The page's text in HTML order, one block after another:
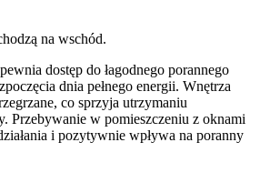
na wschód.
dostęp do łagodnego porannego
dnia pełnego energii. Wnętrza
co sprzyja utrzymaniu
Przebywanie w pomieszczeniu z oknami
i pozytywnie wpływa na poranny